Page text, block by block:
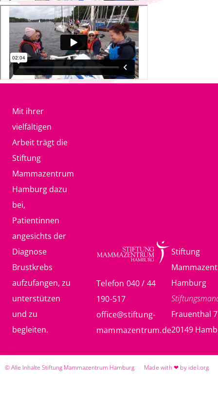
Mit ihrer
vielfältigen
Arbeit trägt die
Stiftung
Mammazentrum
Hamburg dazu
bei,
Patientinnen
angesichts der
Diagnose
Brustkrebs
aufzufangen, zu
unterstützen
und zu
begleiten.
Telefon 040 / 44
190-517
office@stiftung-
mammazentrum.de
Stiftung
Hamburg
Frauenthal 7
20149
© Alle Inhalte Stiftung Mammazentrum Hamburg Made with ❤ by idel.org